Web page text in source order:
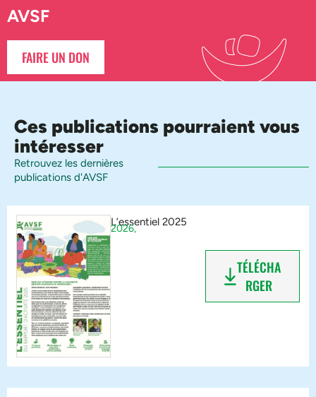
AVSF
FAIRE UN DON
Ces publications pourraient vous
intéresser
Retrouvez les dernières
publications d'AVSF
L’essentiel 2025
2026,
TÉLÉCHA
RGER